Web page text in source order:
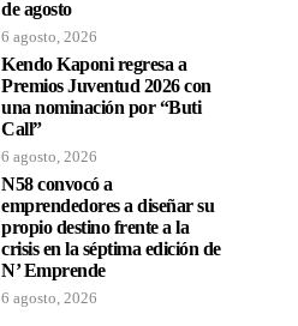
de agosto
6 agosto, 2026
Kendo Kaponi regresa a
Premios Juventud 2026 con
una nominación por “Buti
Call”
6 agosto, 2026
N58 convocó a
emprendedores a diseñar su
propio destino frente a la
crisis en la séptima edición de
N’ Emprende
6 agosto, 2026